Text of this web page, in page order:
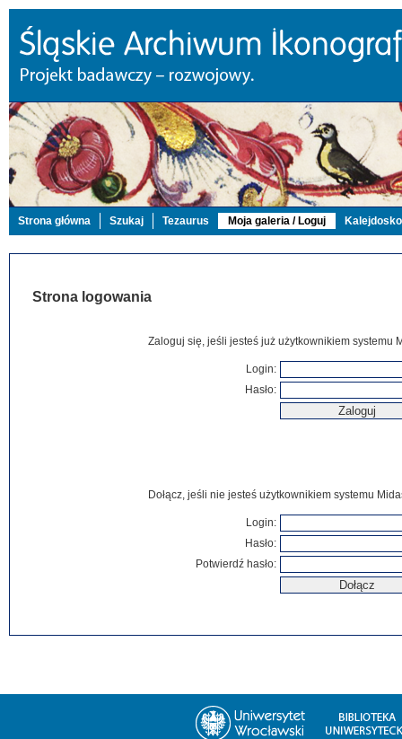
Strona główna Szukaj Tezaurus Moja galeria / Loguj
Strona logowania
Zaloguj się, jeśli jesteś już użytkownikiem systemu
Login:
Hasło:
Dołącz, jeśli nie jesteś użytkownikiem systemu
Login:
Hasło:
Potwierdź hasło: